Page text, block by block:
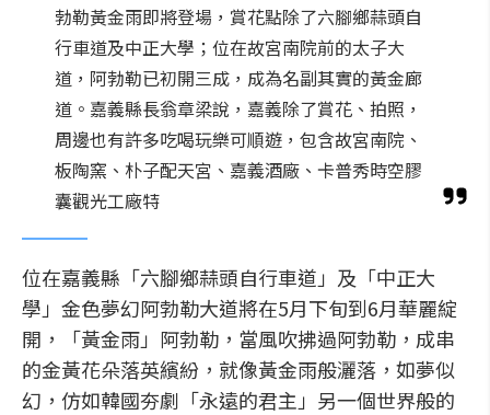
勃勒黃金雨即將登場，賞花點除了六腳鄉蒜頭自
行車道及中正大學；位在故宮南院前的太子大
道，阿勃勒已初開三成，成為名副其實的黃金廊
道。嘉義縣長翁章梁說，嘉義除了賞花、拍照，
周邊也有許多吃喝玩樂可順遊，包含故宮南院、
板陶窯、朴子配天宮、嘉義酒廠、卡普秀時空膠
囊觀光工廠特
位在嘉義縣「六腳鄉蒜頭自行車道」及「中正大
學」金色夢幻阿勃勒大道將在5月下旬到6月華麗綻
開，「黃金雨」阿勃勒，當風吹拂過阿勃勒，成串
的金黃花朵落英繽紛，就像黃金雨般灑落，如夢似
幻，仿如韓國夯劇「永遠的君主」另一個世界般的